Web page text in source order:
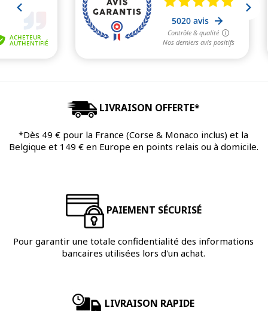
LIVRAISON OFFERTE*
*Dès 49 € pour la France (Corse & Monaco inclus) et la
Belgique et 149 € en Europe en points relais ou à domicile.
PAIEMENT SÉCURISÉ
Pour garantir une totale confidentialité des informations
bancaires utilisées lors d'un achat.
LIVRAISON RAPIDE